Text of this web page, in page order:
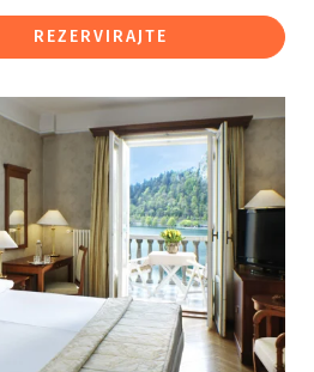
REZERVIRAJTE